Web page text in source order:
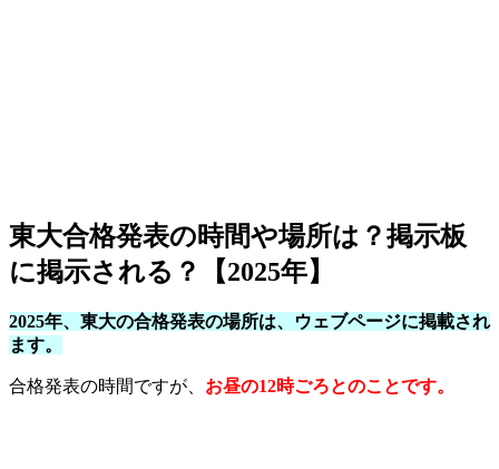
東大合格発表の時間や場所は？掲示板
に掲示される？【2025年】
2025年、東大の合格発表の場所は、ウェブページに掲載され
ます。
合格発表の時間ですが、 お昼の12時ごろとのことです。